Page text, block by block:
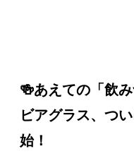
🍻あえての「飲
ビアグラス、つ
始！